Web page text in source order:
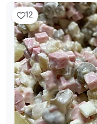
12